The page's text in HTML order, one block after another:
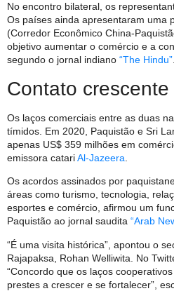
No encontro bilateral, os
Os países ainda apresentaram uma
(Corredor Econômico China-
objetivo aumentar o comércio e a
segundo o jornal indiano “The Hindu”.
Contato crescente
Os laços comerciais entre as duas
tímidos. Em 2020, Paquistão e Sri
apenas US$ 359 milhões em
emissora catariAl-Jazeera
Os acordos assinados por
áreas como turismo, tecnologia,
esportes e comércio, afirmou um
Paquistão ao jornal saudita “Arab
“É uma visita histórica”, apontou o
Rajapaksa, Rohan Welliwita. No
“Concordo que os laços
prestes a crescer e se fortalecer”,